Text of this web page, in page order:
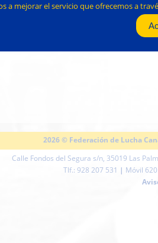
2026 © Federación de Lucha
Calle Fondos del Segura s/n, 35019 Las
Tlf.: 928 207 531 | Móvil
a mejorar el servicio que ofrecemos a